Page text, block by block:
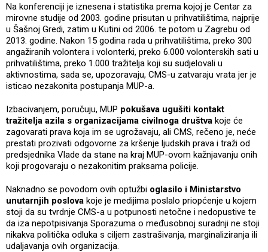
Na konferenciji je iznesena i statistika prema kojoj je Centar za
mirovne studije od 2003. godine prisutan u prihvatilištima, najprije
u Šašnoj Gredi, zatim u Kutini od 2006. te potom u Zagrebu od
2013. godine. Nakon 15 godina rada u prihvatilištima, preko 300
angažiranih volontera i volonterki, preko 6.000 volonterskih sati u
prihvatilištima, preko 1.000 tražitelja koji su sudjelovali u
aktivnostima, sada se, upozoravaju, CMS-u zatvaraju vrata jer je
isticao nezakonita postupanja MUP-a.
Izbacivanjem, poručuju, MUP pokušava ugušiti kontakt
tražitelja azila s organizacijama civilnoga društva koje će
zagovarati prava koja im se ugrožavaju, ali CMS, rečeno je, neće
prestati prozivati odgovorne za kršenje ljudskih prava i traži od
predsjednika Vlade da stane na kraj MUP-ovom kažnjavanju onih
koji progovaraju o nezakonitim praksama policije.
Naknadno se povodom ovih optužbi oglasilo i Ministarstvo
unutarnjih poslova koje je medijima poslalo priopćenje u kojem
stoji da su tvrdnje CMS-a u potpunosti netočne i nedopustive te
da iza nepotpisivanja Sporazuma o međusobnoj suradnji ne stoji
nikakva politička odluka s ciljem zastrašivanja, marginaliziranja ili
udaljavanja ovih organizacija.